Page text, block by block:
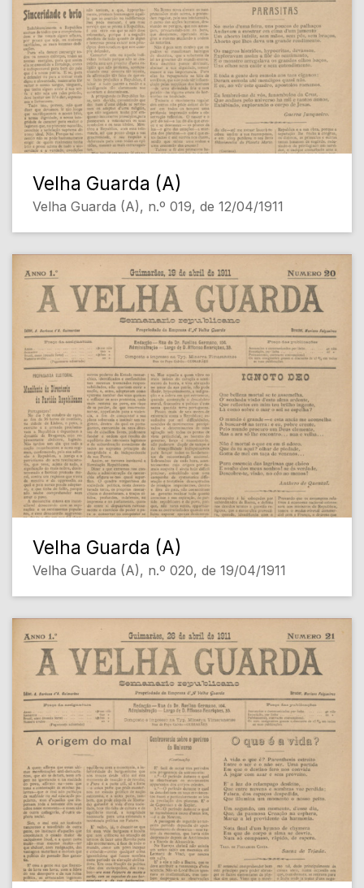
Velha Guarda (A)
Velha Guarda (A), n.º 019, de 12/04/1911
Velha Guarda (A)
Velha Guarda (A), n.º 020, de 19/04/1911